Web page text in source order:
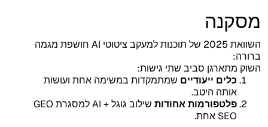
מסקנה
השוואת 2025 של תוכנות למעקב ציטוטי AI חושפת מגמה
ברורה:
השוק מתארגן סביב שתי גישות:
כלים ייעודיים שמתמקדות במשימה אחת ועושות
אותה היטב.
פלטפורמות אחודות
שילוב גוגל + AI למסגרת GEO
SEO אחת.